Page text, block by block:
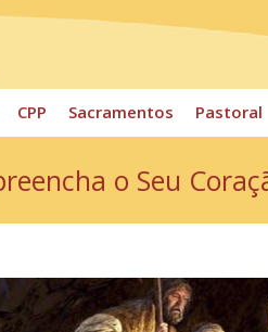
CPP Sacramentos Pastoral
o Seu